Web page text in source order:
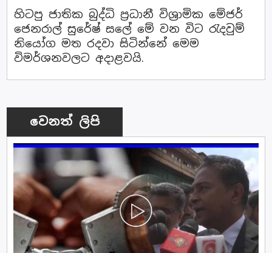
හිටපු ජාතික බුද්ධි ප්‍රධානී විශ්‍රාමික මේජර්
ජෙනරාල් සුරේෂ් සලේ මේ වන විට රැදවුම්
නියෝග මත රදවා සිටින්නේ මෙම
විමර්ශනවලට අදාළවයි.
වෙනත් ලිපි